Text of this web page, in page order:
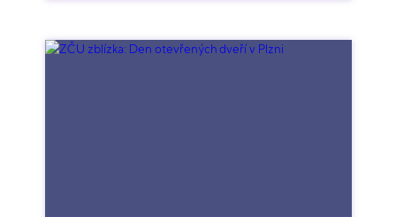
současným studentům, kteří o podobné cestě